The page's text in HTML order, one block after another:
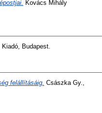
Kovács Mihály
Budapest.
felállításáig. Császka Gy.,